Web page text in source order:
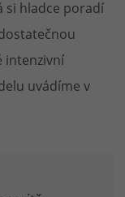
si hladce poradí
intenzivní
uvádíme v